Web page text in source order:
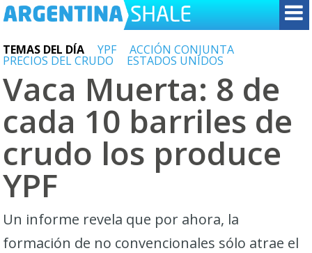
TEMAS DEL DÍA YPF ACCIÓN CONJUNTA
PRECIOS DEL CRUDO ESTADOS UNIDOS
Vaca Muerta: 8 de
cada 10 barriles de
crudo los produce
YPF
Un informe revela que por ahora, la
formación de no convencionales sólo atrae el